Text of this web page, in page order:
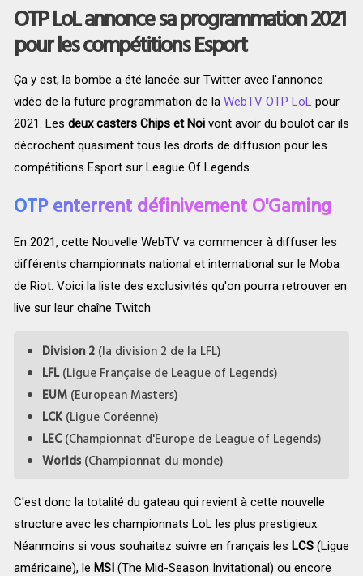
OTP LoL annonce sa programmation 2021
pour les compétitions Esport
Ça y est, la bombe a été lancée sur Twitter avec l'annonce
vidéo de la future programmation de la WebTV OTP LoLpour
2021. Les deux casters Chips et Noi vont avoir du boulot car ils
décrochent quasiment tous les droits de diffusion pour les
compétitions Esport sur League Of Legends.
OTP enterrent définivement O'Gaming
En 2021, cette Nouvelle WebTV va commencer à diffuser les
différents championnats national et international sur le Moba
de Riot. Voici la liste des exclusivités qu'on pourra retrouver en
live sur leur chaîne Twitch
Division 2(la division 2 de la LFL)
LFL(Ligue Française de League of Legends)
EUM(European Masters)
LCK(Ligue Coréenne)
LEC(Championnat d'Europe de League of Legends)
Worlds (Championnat du monde)
C'est donc la totalité du gateau qui revient à cette nouvelle
structure avec les championnats LoL les plus prestigieux.
Néanmoins si vous souhaitez suivre en français les LCS (Ligue
américaine), le MSI (The Mid-Season Invitational) ou encore